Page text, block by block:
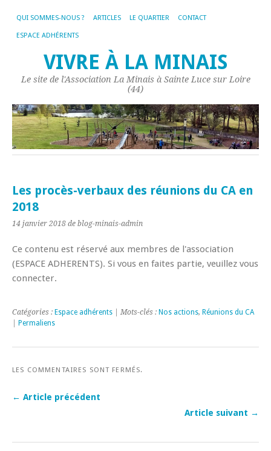
QUI SOMMES-NOUS ? ARTICLES LE QUARTIER CONTACT
ESPACE ADHÉRENTS
VIVRE À LA MINAIS
Le site de l'Association La Minais à Sainte Luce sur Loire
(44)
Les procès-verbaux des réunions du CA en
2018
14 janvier 2018 de blog-minais-admin
Ce contenu est réservé aux membres de l'association
(ESPACE ADHERENTS). Si vous en faites partie, veuillez vous
connecter.
Catégories : Espace adhérents | Mots-clés : Nos actions, Réunions du CA
Permaliens
LES COMMENTAIRES SONT FERMÉS.
← Article précédent
Article suivant →